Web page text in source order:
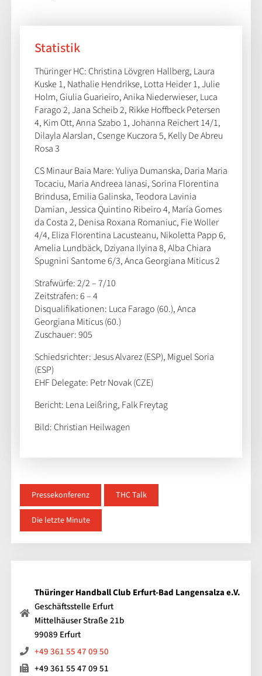
Statistik
Thüringer HC: Christina Lövgren Hallberg, Laura
Kuske 1, Nathalie Hendrikse, Lotta Heider 1, Julie
Holm, Giulia Guarieiro, Anika Niederwieser, Luca
Farago 2, Jana Scheib 2, Rikke Hoffbeck Petersen
4, Kim Ott, Anna Szabo 1, Johanna Reichert 14/1,
Dilayla Alarslan, Csenge Kuczora 5, Kelly De Abreu
Rosa 3
CS Minaur Baia Mare: Yuliya Dumanska, Daria Maria
Tocaciu, Maria Andreea Ianasi, Sorina Florentina
Brindusa, Emilia Galinska, Teodora Lavinia
Damian, Jessica Quintino Ribeiro 4, María Gomes
da Costa 2, Denisa Roxana Romaniuc, Fie Woller
4/4, Eliza Florentina Lacusteanu, Nikoletta Papp 6,
Amelia Lundbäck, Dziyana Ilyina 8, Alba Chiara
Spugnini Santome 6/3, Anca Georgiana Miticus 2
Strafwürfe: 2/2 – 7/10
Zeitstrafen: 6 – 4
Disqualifikationen: Luca Farago (60.), Anca
Georgiana Miticus (60.)
Zuschauer: 905
Schiedsrichter: Jesus Alvarez (ESP), Miguel Soria
(ESP)
EHF Delegate: Petr Novak (CZE)
Bericht: Lena Leißring, Falk Freytag
Bild: Christian Heilwagen
Pressekonferenz THC Talk
Die letzte Minute
Thüringer Handball Club Erfurt-Bad Langensalza e.V.
Geschäftsstelle Erfurt
Mittelhäuser Straße 21b
99089 Erfurt
+49 361 55 47 09 50
+49 361 55 47 09 51